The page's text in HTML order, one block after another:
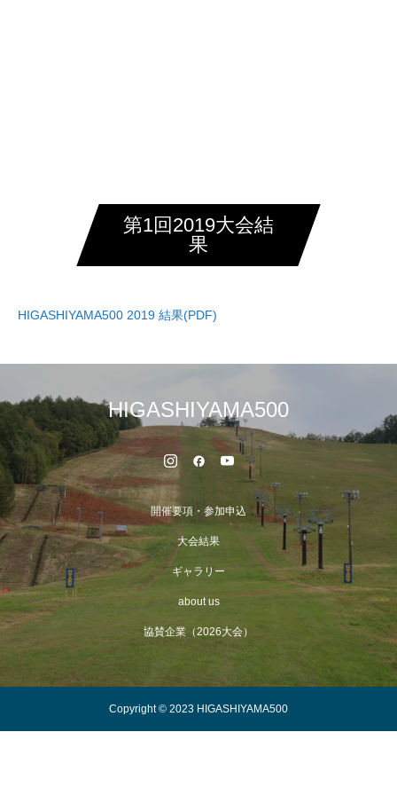
第1回2019大会結
果
HIGASHIYAMA500 2019 結果(PDF)
HIGASHIYAMA500
開催要項・参加申込
大会結果
ギャラリー
about us
協賛企業（2026大会）
Copyright © 2023 HIGASHIYAMA500